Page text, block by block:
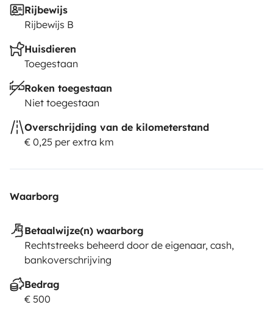
Rijbewijs
Rijbewijs B
Huisdieren
Toegestaan
Roken toegestaan
Niet toegestaan
Overschrijding van de kilometerstand
€ 0,25 per extra km
Waarborg
Betaalwijze(n) waarborg
Rechtstreeks beheerd door de eigenaar, cash,
bankoverschrijving
Bedrag
€ 500